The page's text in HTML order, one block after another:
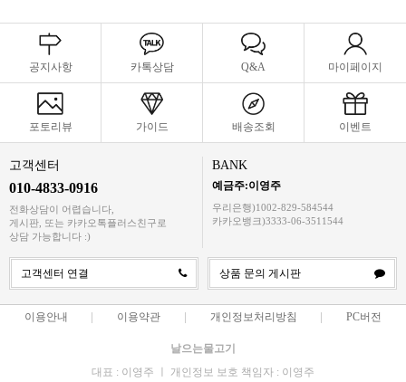
공지사항 카톡상담 Q&A 마이페이지
포토리뷰 가이드 배송조회 이벤트
고객센터
010-4833-0916
전화상담이 어렵습니다,
게시판, 또는 카카오톡플러스친구로
상담 가능합니다 :)
BANK
예금주:이영주
우리은행)1002-829-584544
카카오뱅크)3333-06-3511544
고객센터 연결 상품 문의 게시판
이용안내 이용약관 개인정보처리방침 PC버전
날으는물고기
대표 : 이영주 ㅣ 개인정보 보호 책임자 : 이영주